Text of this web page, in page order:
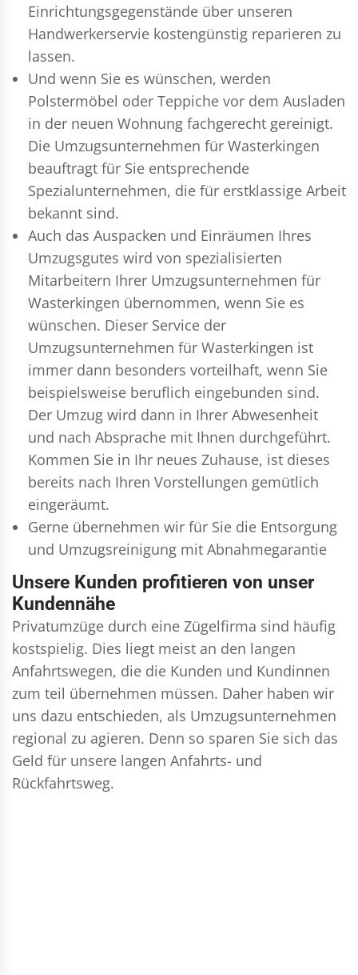
Einrichtungsgegenstände über unseren
Handwerkerservie kostengünstig reparieren zu
lassen.
Und wenn Sie es wünschen, werden
Polstermöbel oder Teppiche vor dem Ausladen
in der neuen Wohnung fachgerecht gereinigt.
Die Umzugsunternehmen für Wasterkingen
beauftragt für Sie entsprechende
Spezialunternehmen, die für erstklassige Arbeit
bekannt sind.
Auch das Auspacken und Einräumen Ihres
Umzugsgutes wird von spezialisierten
Mitarbeitern Ihrer Umzugsunternehmen für
Wasterkingen übernommen, wenn Sie es
wünschen. Dieser Service der
Umzugsunternehmen für Wasterkingen ist
immer dann besonders vorteilhaft, wenn Sie
beispielsweise beruflich eingebunden sind.
Der Umzug wird dann in Ihrer Abwesenheit
und nach Absprache mit Ihnen durchgeführt.
Kommen Sie in Ihr neues Zuhause, ist dieses
bereits nach Ihren Vorstellungen gemütlich
eingeräumt.
Gerne übernehmen wir für Sie die Entsorgung
und Umzugsreinigung mit Abnahmegarantie
Unsere Kunden profitieren von unser
Kundennähe
Privatumzüge durch eine Zügelfirma sind häufig
kostspielig. Dies liegt meist an den langen
Anfahrtswegen, die die Kunden und Kundinnen
zum teil übernehmen müssen. Daher haben wir
uns dazu entschieden, als Umzugsunternehmen
regional zu agieren. Denn so sparen Sie sich das
Geld für unsere langen Anfahrts- und
Rückfahrtsweg.